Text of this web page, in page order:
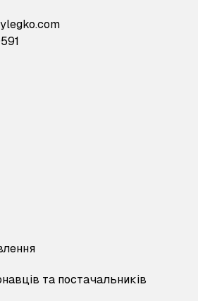
та постачальників